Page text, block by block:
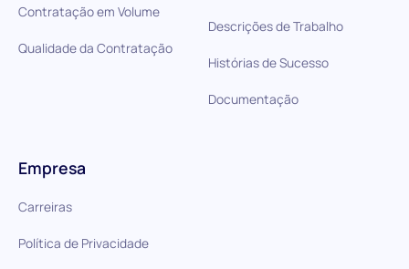
Contratação em Volume
Qualidade da Contratação
Descrições de Trabalho
Histórias de Sucesso
Documentação
Empresa
Carreiras
Política de Privacidade